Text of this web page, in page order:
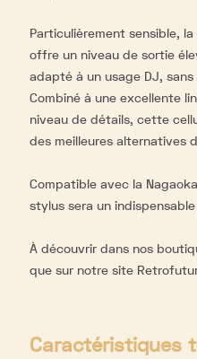
Particulièrement sensible,
offre un niveau de sortie
adapté à un usage DJ,
Combiné à une excellente
niveau de détails, cette
des meilleures alternatives
Compatible avec la
stylus sera un
À découvrir dans nos
que sur notre site
Caractéristiques